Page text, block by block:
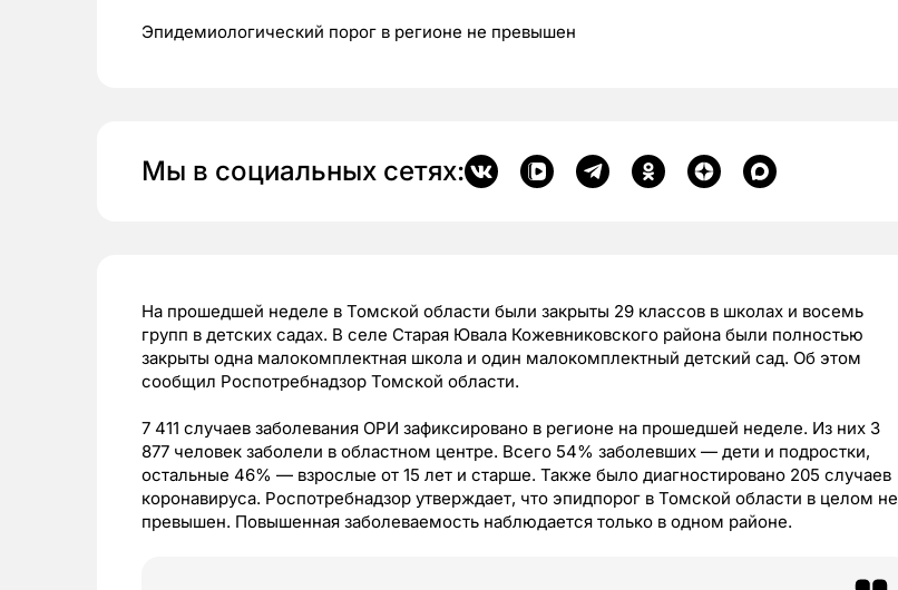
Эпидемиологический порог в регионе не превышен
Мы в социальных сетях:
На прошедшей неделе в Томской области были закрыты 29 классов в школах и восемь
групп в детских садах. В селе Старая Ювала Кожевниковского района были полностью
закрыты одна малокомплектная школа и один малокомплектный детский сад. Об этом
сообщил Роспотребнадзор Томской области.
7 411 случаев заболевания ОРИ зафиксировано в регионе на прошедшей неделе. Из них 3
877 человек заболели в областном центре. Всего 54% заболевших — дети и подростки,
остальные 46% — взрослые от 15 лет и старше. Также было диагностировано 205 случаев
коронавируса. Роспотребнадзор утверждает, что эпидпорог в Томской области в целом не
превышен. Повышенная заболеваемость наблюдается только в одном районе.